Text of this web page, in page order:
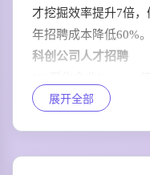
才挖掘效率提升7倍，
年招聘成本降低60%。
科创公司人才招聘
在LinkedIn公开求职
展开全部